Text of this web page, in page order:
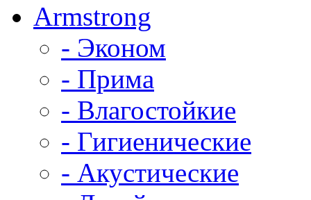
Armstrong
- Эконом
- Прима
- Влагостойкие
- Гигиенические
- Акустические